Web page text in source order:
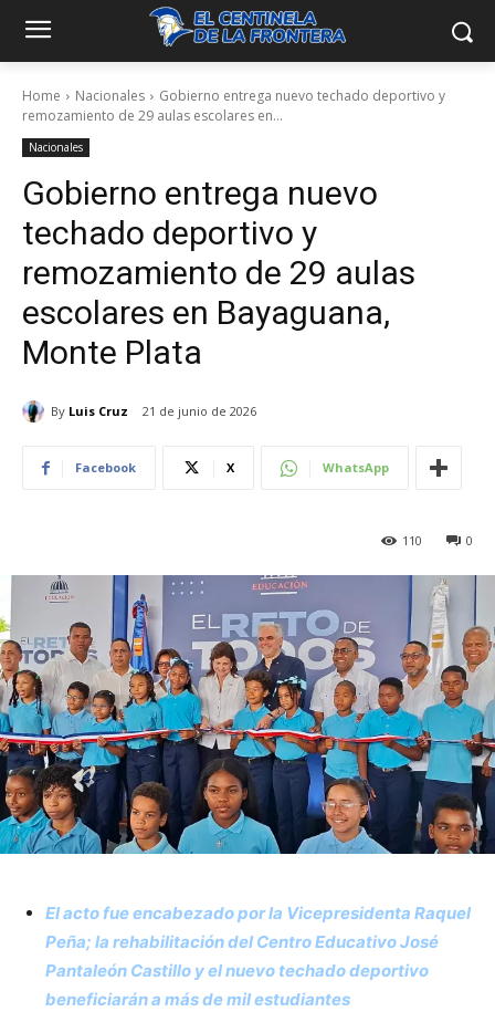
Home Nacionales
Gobierno entrega nuevo techado deportivo y
remozamiento de 29 aulas escolares en...
Nacionales
Gobierno entrega nuevo
techado deportivo y
remozamiento de 29 aulas
escolares en Bayaguana,
Monte Plata
By Luis Cruz 21 de junio de 2026
Facebook X WhatsApp
0
110
El acto fue encabezado por la Vicepresidenta Raquel
Peña; la rehabilitación del Centro Educativo José
Pantaleón Castillo y el nuevo techado deportivo
beneficiarán a más de mil estudiantes